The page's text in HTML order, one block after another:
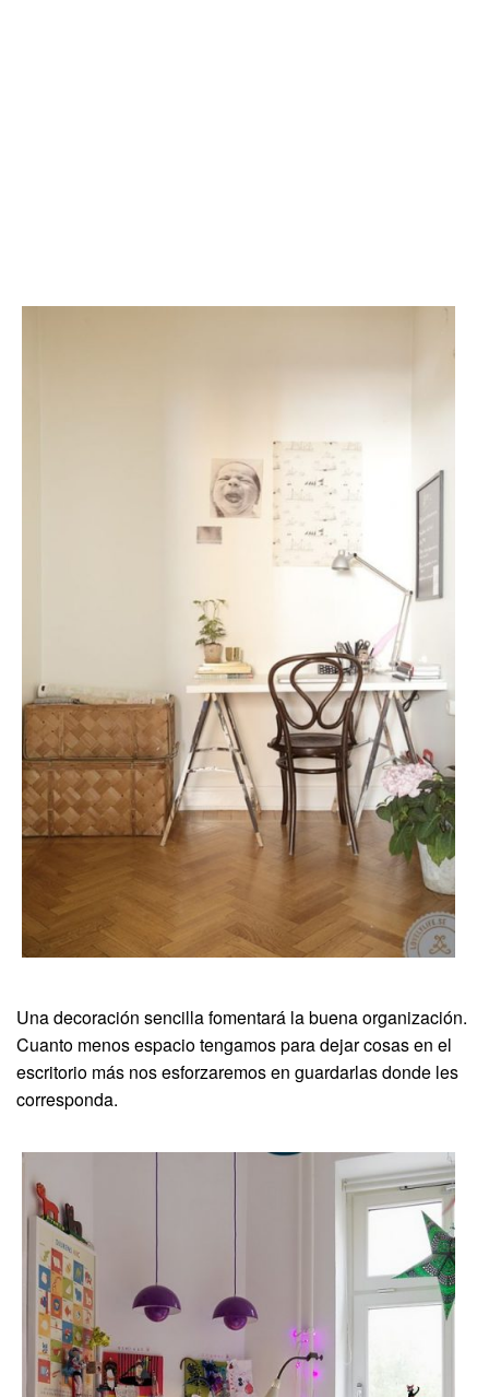
Una decoración sencilla fomentará la buena organización.
Cuanto menos espacio tengamos para dejar cosas en el
escritorio más nos esforzaremos en guardarlas donde les
corresponda.